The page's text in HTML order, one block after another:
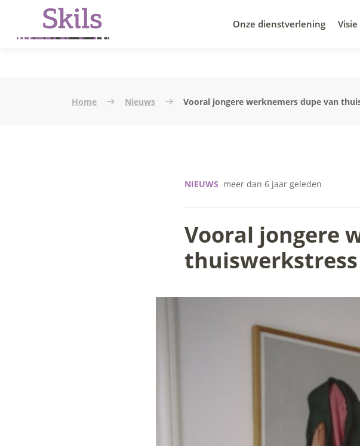
Onze dienstverlening
Home Nieuws Vooral jongere werknemers dupe van
NIEUWS meer dan 6 jaar geleden
Vooral jongere
thuiswerkstress